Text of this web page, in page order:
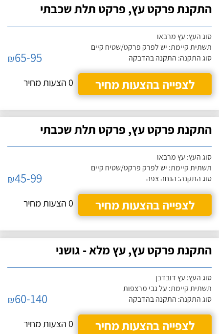
התקנת פרקט עץ, פרקט תלת שכבתי
סוג העץ: עץ מרבאו
תשתית קיימת: יש לפרק פרקט/שטיח קיים
סוג התקנה: התקנה בהדבקה
₪65-95
לצפייה בהצעות מחיר
0 הצעות מחיר
התקנת פרקט עץ, פרקט תלת שכבתי
סוג העץ: עץ מרבאו
תשתית קיימת: יש לפרק פרקט/שטיח קיים
סוג התקנה: הנחה צפה
₪45-99
לצפייה בהצעות מחיר
0 הצעות מחיר
התקנת פרקט עץ, עץ מלא - גושני
סוג העץ: עץ דובדבן
תשתית קיימת: על גבי מרצפות
סוג התקנה: התקנה בהדבקה
₪60-140
לצפייה בהצעות מחיר
0 הצעות מחיר